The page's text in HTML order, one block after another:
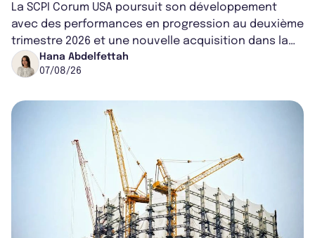
La SCPI Corum USA poursuit son développement
avec des performances en progression au deuxième
trimestre 2026 et une nouvelle acquisition dans la
région de Chicago. Entre hausse de...
Hana Abdelfettah
07/08/26